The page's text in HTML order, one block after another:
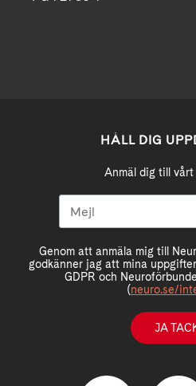
HÅLL DIG
Anmäl dig till
Genom att anmäla mig till
godkänner jag att mina
GDPR och
(neuro.se/
JA